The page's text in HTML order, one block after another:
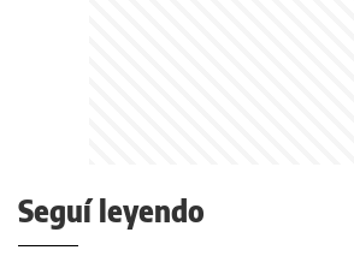
Seguí leyendo